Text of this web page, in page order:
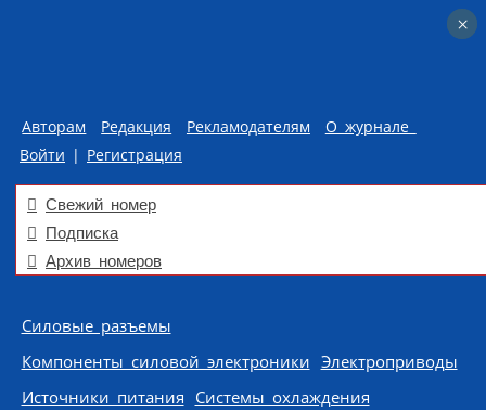
Авторам Редакция Рекламодателям
О журнале
Войти | Регистрация
Свежий номер
Подписка
Архив номеров
Skip to content
Силовые разъемы
Компоненты силовой электроники Электроприводы
Источники питания Системы охлаждения
×
×